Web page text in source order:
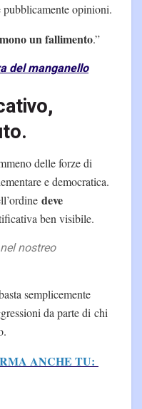
opinioni.
un fallimento.”
del manganello
delle forze di
e democratica.
deve
ben visibile.
nostreo
semplicemente
da parte di chi
ANCHE TU: